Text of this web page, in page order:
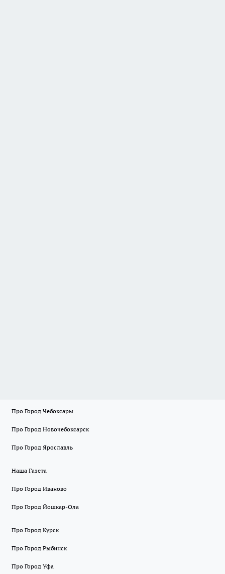
Про Город Чебоксары
Про Город Новочебоксарск
Про Город Ярославль
Наша Газета
Про Город Иваново
Про Город Йошкар-Ола
Про Город Курск
Про Город Рыбинск
Про Город Уфа